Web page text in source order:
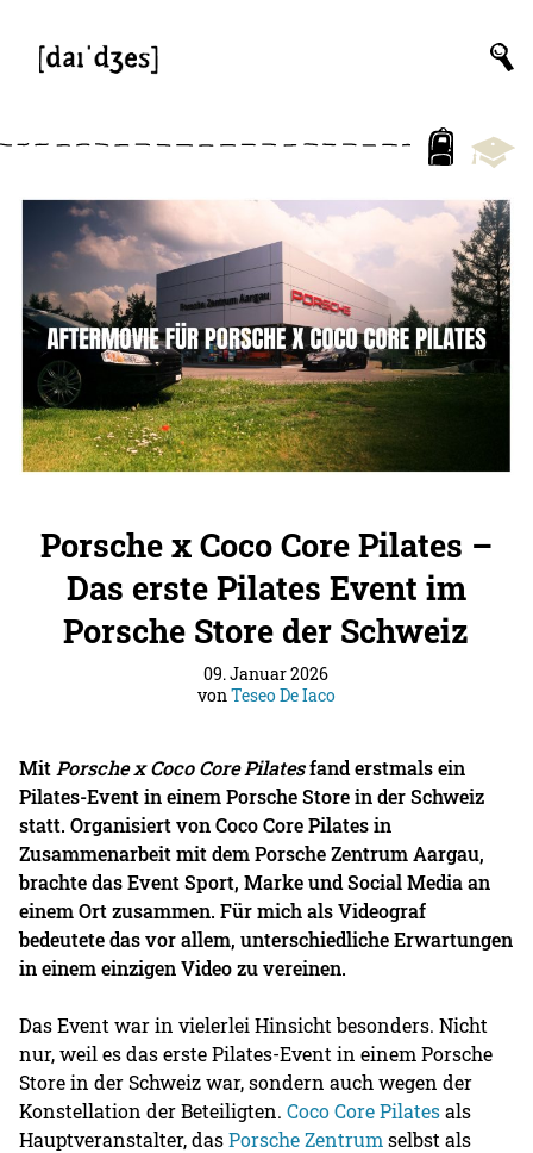
Porsche x Coco Core Pilates –
Das erste Pilates Event im
Porsche Store der Schweiz
09. Januar 2026
vonTeseo De Iaco
Mit Porsche x Coco Core Pilatesfand erstmals ein
Pilates-Event in einem Porsche Store in der Schweiz
statt. Organisiert von Coco Core Pilates in
Zusammenarbeit mit dem Porsche Zentrum Aargau,
brachte das Event Sport, Marke und Social Media an
einem Ort zusammen. Für mich als Videograf
bedeutete das vor allem, unterschiedliche Erwartungen
in einem einzigen Video zu vereinen.
Das Event war in vielerlei Hinsicht besonders. Nicht
nur, weil es das erste Pilates-Event in einem Porsche
Store in der Schweiz war, sondern auch wegen der
Konstellation der Beteiligten.Coco Core Pilatesals
Hauptveranstalter, dasPorsche Zentrum selbst als